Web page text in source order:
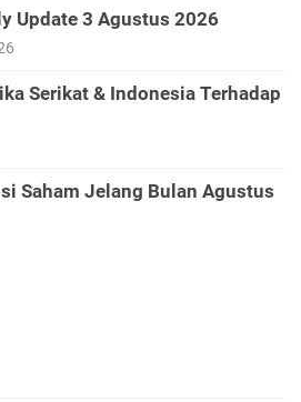
Update 3 Agustus 2026
Serikat & Indonesia Terhadap
Saham Jelang Bulan Agustus